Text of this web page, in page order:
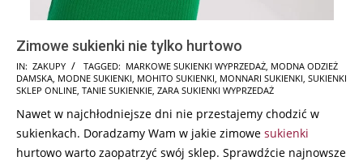
Zimowe sukienki nie tylko hurtowo
2025-
10-
IN: ZAKUPY TAGGED: MARKOWE SUKIENKI WYPRZEDAŻ, MODNA ODZIEŻ
DAMSKA, MODNE SUKIENKI, MOHITO SUKIENKI, MONNARI SUKIENKI, SUKIENKI
SKLEP ONLINE, TANIE SUKIENKIE, ZARA SUKIENKI WYPRZEDAŻ
Nawet w najchłodniejsze dni nie przestajemy chodzić w
sukienkach. Doradzamy Wam w jakie zimowe sukienki
hurtowo warto zaopatrzyć swój sklep. Sprawdźcie najnowsze